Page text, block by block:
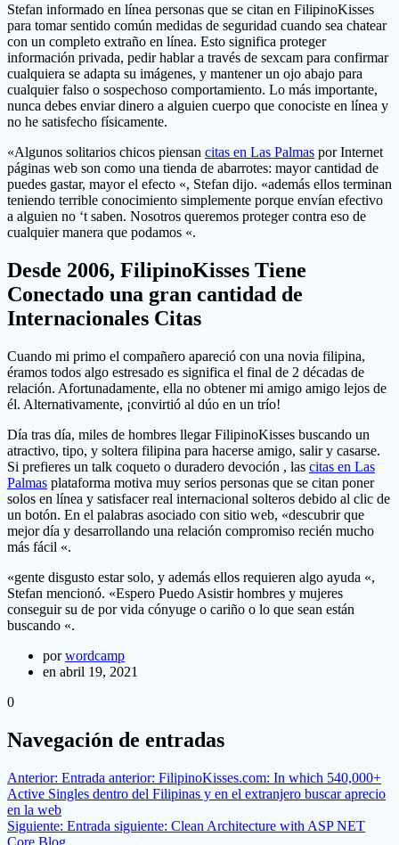
Stefan informado en línea personas que se citan en FilipinoKisses
para tomar sentido común medidas de seguridad cuando sea chatear
con un completo extraño en línea. Esto significa proteger
información privada, pedir hablar a través de sexcam para confirmar
cualquiera se adapta su imágenes, y mantener un ojo abajo para
cualquier falso o sospechoso comportamiento. Lo más importante,
nunca debes enviar dinero a alguien cuerpo que conociste en línea y
no he satisfecho físicamente.
«Algunos solitarios chicos piensan citas en Las Palmas por Internet
páginas web son como una tienda de abarrotes: mayor cantidad de
puedes gastar, mayor el efecto «, Stefan dijo. «además ellos terminan
teniendo terrible conocimiento simplemente porque envían efectivo
a alguien no ‘t saben. Nosotros queremos proteger contra eso de
cualquier manera que podamos «.
Desde 2006, FilipinoKisses Tiene
Conectado una gran cantidad de
Internacionales Citas
Cuando mi primo el compañero apareció con una novia filipina,
éramos todos algo estresado es significa el final de 2 décadas de
relación. Afortunadamente, ella no obtener mi amigo amigo lejos de
él. Alternativamente, ¡convirtió al dúo en un trío!
Día tras día, miles de hombres llegar FilipinoKisses buscando un
atractivo, tipo, y soltera filipina para hacerse amigo, salir y casarse.
Si prefieres un talk coqueto o duradero devoción , las citas en Las
Palmas plataforma motiva muy serios personas que se citan poner
solos en línea y satisfacer real internacional solteros debido al clic de
un botón. En el palabras asociado con sitio web, «descubrir que
mejor día y desarrollando una relación compromiso recién mucho
más fácil «.
«gente disgusto estar solo, y además ellos requieren algo ayuda «,
Stefan mencionó. «Espero Puedo Asistir hombres y mujeres
conseguir su de por vida ​​cónyuge o cariño o lo que sean están
buscando «.
porwordcamp
en abril 19, 2021
0
Navegación de entradas
Anterior: Entrada anterior: FilipinoKisses.com: In which 540,000+
Active Singles dentro del Filipinas y en el extranjero buscar aprecio
en la web
Siguiente: Entrada siguiente: Clean Architecture with ASP NET
Core Blog